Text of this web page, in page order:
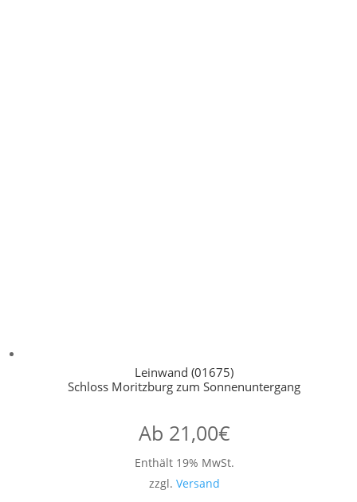
Leinwand (01675)
Schloss Moritzburg zum Sonnenuntergang
Ab 21,00€
Enthält 19% MwSt.
zzgl. Versand